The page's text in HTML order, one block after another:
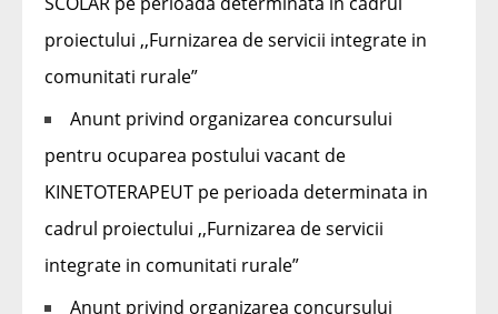
proiectului ,,Furnizarea de servicii integrate in
comunitati rurale”
Anunt privind organizarea concursului
pentru ocuparea postului vacant de
KINETOTERAPEUT pe perioada determinata in
cadrul proiectului ,,Furnizarea de servicii
integrate in comunitati rurale”
Anunt privind organizarea concursului